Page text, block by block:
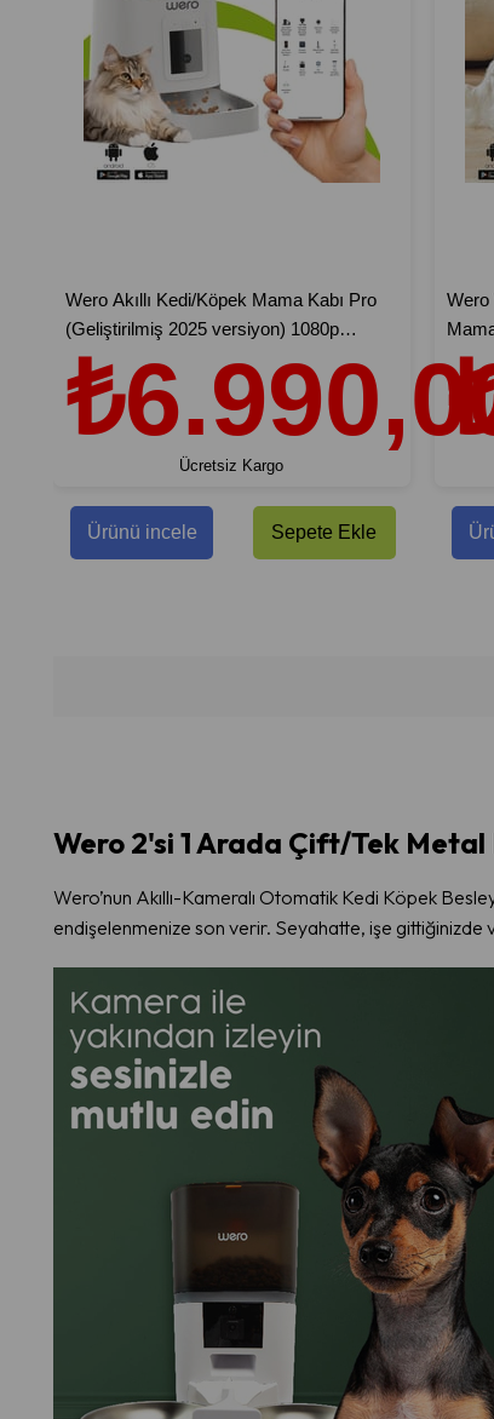
Wero Akıllı Kedi/Köpek Mama Kabı Pro
(Geliştirilmiş 2025 versiyon) 1080p
Ayarlanabilir Kamera, 6 Lt, Wifi Kontrol,
Pet Feeder, Metal Kase, Beyaz
Sepete Ekle
Ürünü incele
Ücretsiz Kargo
Wero
Wero 2'si 1 Arada Çift/Tek
Wero’nun Akıllı-Kameralı Otomatik Kedi Köpek
endişelenmenize son verir. Seyahatte, işe